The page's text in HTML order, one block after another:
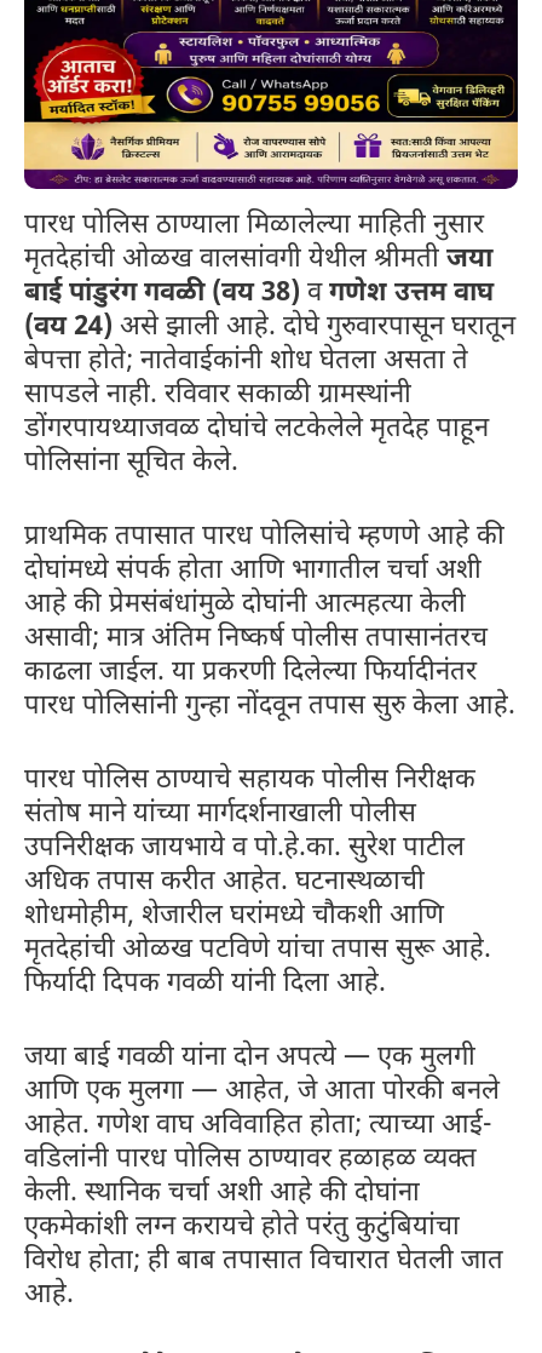
पारध पोलिस ठाण्याला मिळालेल्या माहिती नुसार
मृतदेहांची ओळख वालसांवगी येथील श्रीमती जया
बाई पांडुरंग गवळी (वय 38) वगणेश उत्तम वाघ
(वय 24) असे झाली आहे. दोघे गुरुवारपासून घरातून
बेपत्ता होते; नातेवाईकांनी शोध घेतला असता ते
सापडले नाही. रविवार सकाळी ग्रामस्थांनी
डोंगरपायथ्याजवळ दोघांचे लटकेलेले मृतदेह पाहून
पोलिसांना सूचित केले.
प्राथमिक तपासात पारध पोलिसांचे म्हणणे आहे की
दोघांमध्ये संपर्क होता आणि भागातील चर्चा अशी
आहे की प्रेमसंबंधांमुळे दोघांनी आत्महत्या केली
असावी; मात्र अंतिम निष्कर्ष पोलीस तपासानंतरच
काढला जाईल. या प्रकरणी दिलेल्या फिर्यादीनंतर
पारध पोलिसांनी गुन्हा नोंदवून तपास सुरु केला आहे.
पारध पोलिस ठाण्याचे सहायक पोलीस निरीक्षक
संतोष माने यांच्या मार्गदर्शनाखाली पोलीस
उपनिरीक्षक जायभाये व पो.हे.का. सुरेश पाटील
अधिक तपास करीत आहेत. घटनास्थळाची
शोधमोहीम, शेजारील घरांमध्ये चौकशी आणि
मृतदेहांची ओळख पटविणे यांचा तपास सुरू आहे.
फिर्यादी दिपक गवळी यांनी दिला आहे.
जया बाई गवळी यांना दोन अपत्ये — एक मुलगी
आणि एक मुलगा — आहेत, जे आता पोरकी बनले
आहेत. गणेश वाघ अविवाहित होता; त्याच्या आई-
वडिलांनी पारध पोलिस ठाण्यावर हळाहळ व्यक्त
केली. स्थानिक चर्चा अशी आहे की दोघांना
एकमेकांशी लग्न करायचे होते परंतु कुटुंबियांचा
विरोध होता; ही बाब तपासात विचारात घेतली जात
आहे.